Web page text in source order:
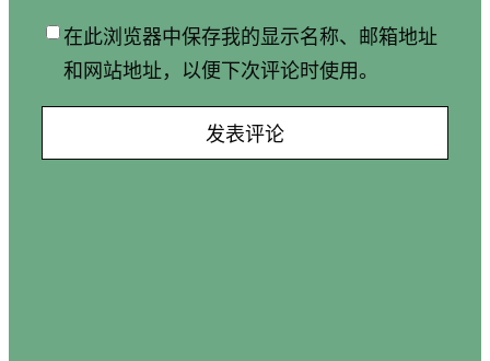
在此浏览器中保存我的显示名称、邮箱地址
和网站地址，以便下次评论时使用。